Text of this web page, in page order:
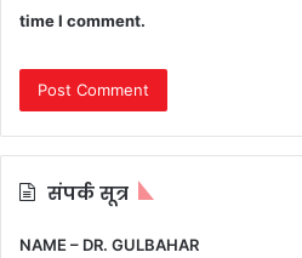
time I comment.
संपर्क सूत्र
NAME – DR. GULBAHAR